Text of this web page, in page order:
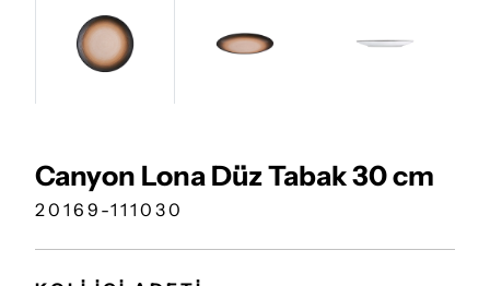
Canyon Lona Düz Tabak 30 cm
20169-111030